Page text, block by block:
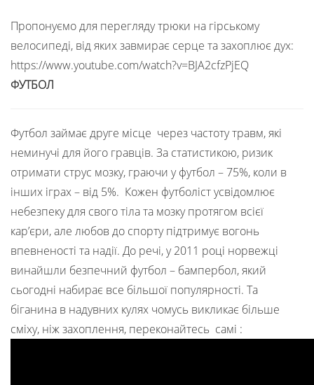
Пропонуємо для перегляду трюки на гірському
велосипеді, від яких завмирає серце та захоплює дух:
https://www.youtube.com/watch?v=BJA2cfzPjEQ
ФУТБОЛ
Футбол займає друге місце через частоту травм, які
неминучі для його гравців. За статистикою, ризик
отримати струс мозку, граючи у футбол – 75%, коли в
інших іграх – від 5%. Кожен футболіст усвідомлює
небезпеку для свого тіла та мозку протягом всієї
кар’єри, але любов до спорту підтримує вогонь
впевненості та надії. До речі, у 2011 році норвежці
винайшли безпечний футбол – бампербол, який
сьогодні набирає все більшої популярності. Та
біганина в надувних кулях чомусь викликає більше
сміху, ніж захоплення, переконайтесь самі :